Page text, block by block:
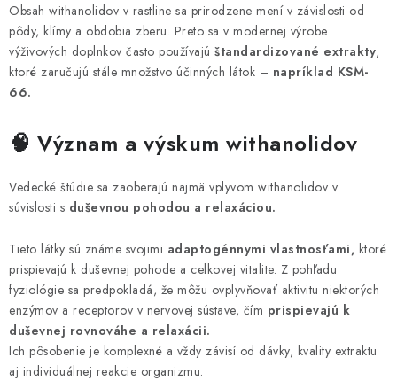
Obsah withanolidov v rastline sa prirodzene mení v závislosti od
pôdy, klímy a obdobia zberu. Preto sa v modernej výrobe
výživových doplnkov často používajú štandardizované extrakty,
ktoré zaručujú stále množstvo účinných látok – napríklad KSM-
66.
🧠 Význam a výskum withanolidov
Vedecké štúdie sa zaoberajú najmä vplyvom withanolidov v
súvislosti s duševnou pohodou a relaxáciou.
Tieto látky sú známe svojimi adaptogénnymi vlastnosťami, ktoré
prispievajú k duševnej pohode a celkovej vitalite. Z pohľadu
fyziológie sa predpokladá, že môžu ovplyvňovať aktivitu niektorých
enzýmov a receptorov v nervovej sústave, čím prispievajú k
duševnej rovnováhe a relaxácii.
Ich pôsobenie je komplexné a vždy závisí od dávky, kvality extraktu
aj individuálnej reakcie organizmu.